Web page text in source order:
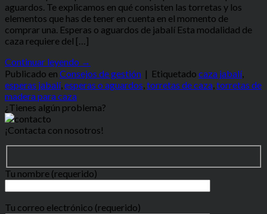
aguardos. Te explicamos en qué consisten las torretas y los
elementos que has de tener en cuenta en el momento de
comprar una. Esperas o aguardos de jabalí Esta modalidad de
caza requiere del […]
Continuar leyendo →
Publicado en Consejos de gestión | Etiquetado caza jabalí,
esperas jabalí, esperas o aguardos torretas de caza torretas de
madera para caza
¿Tienes algún problema?
¡Contacta con nosotros!
Tu nombre (requerido)
Tu correo electrónico (requerido)